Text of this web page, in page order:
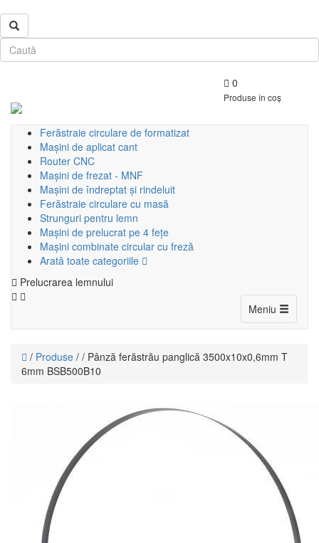
0
Produse în coș
Ferăstraie circulare de formatizat
Mașini de aplicat cant
Router CNC
Mașini de frezat - MNF
Mașini de îndreptat și rindeluit
Ferăstraie circulare cu masă
Strunguri pentru lemn
Mașini de prelucrat pe 4 fețe
Mașini combinate circular cu freză
Arată toate categoriile
Prelucrarea lemnului
Meniu Toggle
/ Produse / / Pânză ferăstrău panglică 3500x10x0,6mm T
6mm BSB500B10